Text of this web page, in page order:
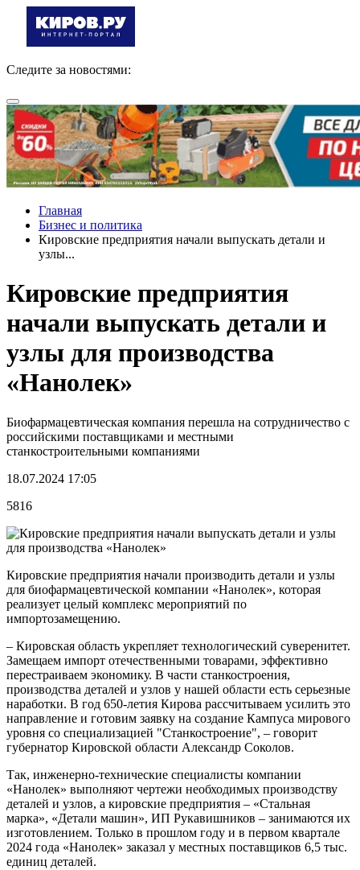
Следите за новостями:
Главная
Бизнес и политика
Кировские предприятия начали выпускать детали и
узлы...
Кировские предприятия
начали выпускать детали и
узлы для производства
«Нанолек»
Биофармацевтическая компания перешла на сотрудничество с
российскими поставщиками и местными
станкостроительными компаниями
18.07.2024 17:05
5816
Кировские предприятия начали производить детали и узлы
для биофармацевтической компании «Нанолек», которая
реализует целый комплекс мероприятий по
импортозамещению.
– Кировская область укрепляет технологический суверенитет.
Замещаем импорт отечественными товарами, эффективно
перестраиваем экономику. В части станкостроения,
производства деталей и узлов у нашей области есть серьезные
наработки. В год 650-летия Кирова рассчитываем усилить это
направление и готовим заявку на создание Кампуса мирового
уровня со специализацией "Станкостроение", – говорит
губернатор Кировской области Александр Соколов.
Так, инженерно-технические специалисты компании
«Нанолек» выполняют чертежи необходимых производству
деталей и узлов, а кировские предприятия – «Стальная
марка», «Детали машин», ИП Рукавишников – занимаются их
изготовлением. Только в прошлом году и в первом квартале
2024 года «Нанолек» заказал у местных поставщиков 6,5 тыс.
единиц деталей.